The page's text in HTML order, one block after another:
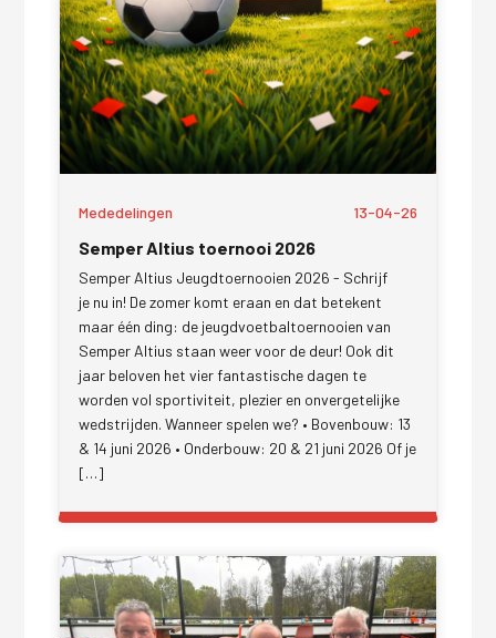
Mededelingen 13-04-26
Semper Altius toernooi 2026
Semper Altius Jeugdtoernooien 2026 - Schrijf
je nu in! De zomer komt eraan en dat betekent
maar één ding: de jeugdvoetbaltoernooien van
Semper Altius staan weer voor de deur! Ook dit
jaar beloven het vier fantastische dagen te
worden vol sportiviteit, plezier en onvergetelijke
wedstrijden. Wanneer spelen we? • Bovenbouw: 13
& 14 juni 2026 • Onderbouw: 20 & 21 juni 2026 Of je
[…]